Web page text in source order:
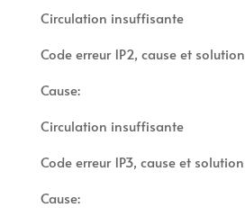
Circulation insuffisante
Code erreur 1P2, cause et solution
Cause:
Circulation insuffisante
Code erreur 1P3, cause et solution
Cause: